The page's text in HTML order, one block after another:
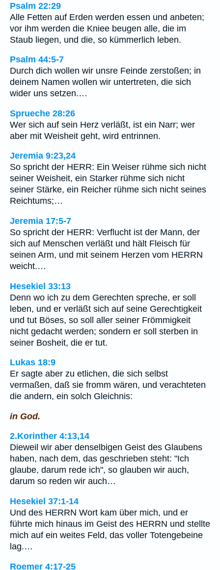
Psalm 22:29
Alle Fetten auf Erden werden essen und anbeten;
vor ihm werden die Kniee beugen alle, die im
Staub liegen, und die, so kümmerlich leben.
Psalm 44:5-7
Durch dich wollen wir unsre Feinde zerstoßen; in
deinem Namen wollen wir untertreten, die sich
wider uns setzen.…
Sprueche 28:26
Wer sich auf sein Herz verläßt, ist ein Narr; wer
aber mit Weisheit geht, wird entrinnen.
Jeremia 9:23,24
So spricht der HERR: Ein Weiser rühme sich nicht
seiner Weisheit, ein Starker rühme sich nicht
seiner Stärke, ein Reicher rühme sich nicht seines
Reichtums;…
Jeremia 17:5-7
So spricht der HERR: Verflucht ist der Mann, der
sich auf Menschen verläßt und hält Fleisch für
seinen Arm, und mit seinem Herzen vom HERRN
weicht.…
Hesekiel 33:13
Denn wo ich zu dem Gerechten spreche, er soll
leben, und er verläßt sich auf seine Gerechtigkeit
und tut Böses, so soll aller seiner Frömmigkeit
nicht gedacht werden; sondern er soll sterben in
seiner Bosheit, die er tut.
Lukas 18:9
Er sagte aber zu etlichen, die sich selbst
vermaßen, daß sie fromm wären, und verachteten
die andern, ein solch Gleichnis:
in God.
2.Korinther 4:13,14
Dieweil wir aber denselbigen Geist des Glaubens
haben, nach dem, das geschrieben steht: "Ich
glaube, darum rede ich", so glauben wir auch,
darum so reden wir auch…
Hesekiel 37:1-14
Und des HERRN Wort kam über mich, und er
führte mich hinaus im Geist des HERRN und stellte
mich auf ein weites Feld, das voller Totengebeine
lag.…
Roemer 4:17-25